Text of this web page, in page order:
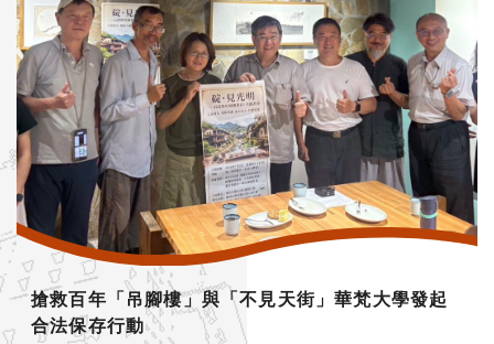
台灣第一人！知名攝影家沈昭良 讓台灣庶民文化驚
艷印度舞台